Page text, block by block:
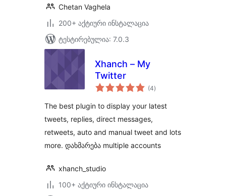
Chetan Vaghela
200+ აქტიური ინსტალაცია
ტესტირებულია: 7.0.3
Xhanch – My
Twitter
(4საერთო
რეიტინგი
)
The best plugin to display your latest
tweets, replies, direct messages,
retweets, auto and manual tweet and lots
more. დახმარება multiple accounts
xhanch_studio
100+ აქტიური ინსტალაცია